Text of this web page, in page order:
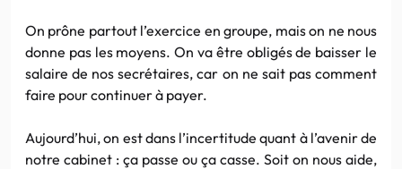
On prône partout l’exercice en groupe, mais on ne nous
donne pas les moyens. On va être obligés de baisser le
salaire de nos secrétaires, car on ne sait pas comment
faire pour continuer à payer.
Aujourd’hui, on est dans l’incertitude quant à l’avenir de
notre cabinet : ça passe ou ça casse. Soit on nous aide,